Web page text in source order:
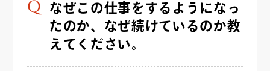
なぜこの仕事をするようになっ
たのか、なぜ続けているのか教
えてください。